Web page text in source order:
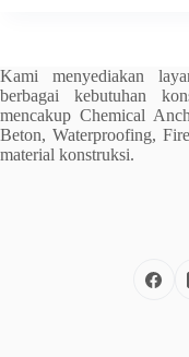
Kami menyediakan
berbagai kebutuhan
mencakup Chemical
Beton, Waterproofing,
material konstruksi.